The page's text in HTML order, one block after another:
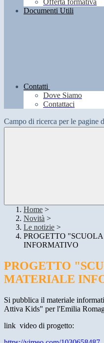
Offerta formativa
Documenti Utili
Contatti
Dove Siamo
Contattaci
Campo di ricerca per le pagine
Home >
Novità >
Le notizie >
PROGETTO
INFORMATIVO
PROGETTO
MATERIALE
Si pubblica il materiale
Attiva Kids" per l'Emilia
link video di progetto: